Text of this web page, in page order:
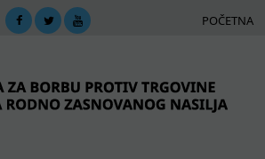
POČETNA